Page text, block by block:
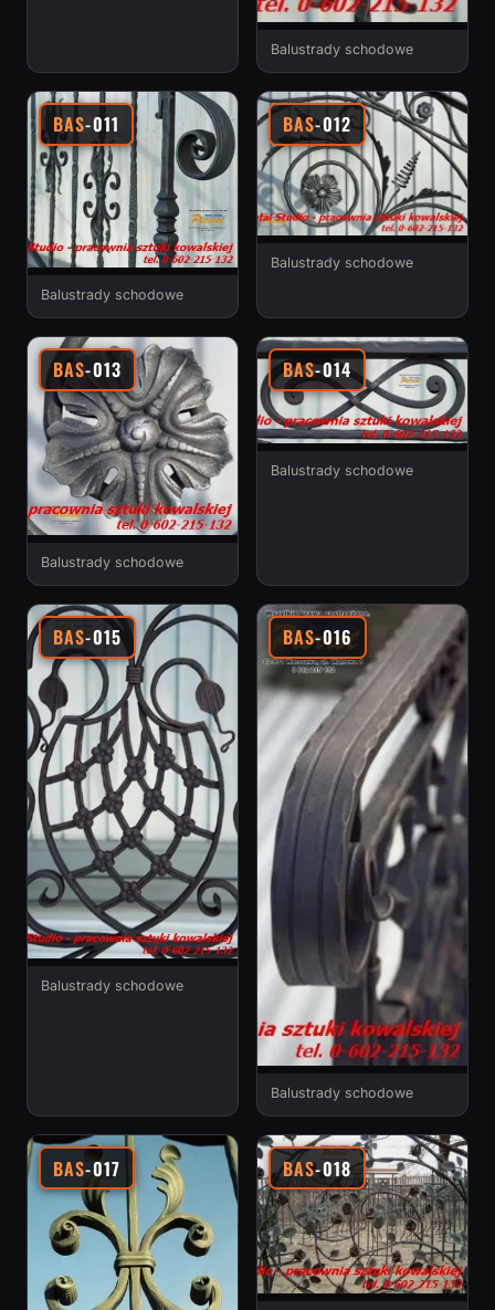
Balustrady schodowe
BAS-011
Balustrady schodowe
BAS-012
Balustrady schodowe
BAS-013
Balustrady schodowe
BAS-014
Balustrady schodowe
BAS-015
Balustrady schodowe
BAS-016
Balustrady schodowe
BAS-017 BAS-018